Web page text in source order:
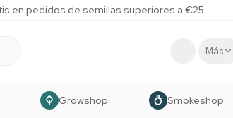
en pedidos de semillas superiores a €25
Más
Growshop Smokeshop